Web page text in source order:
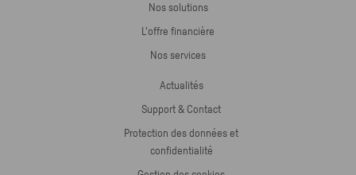
Nos solutions
L'offre financière
Nos services
Actualités
Support & Contact
Protection des données et
confidentialité